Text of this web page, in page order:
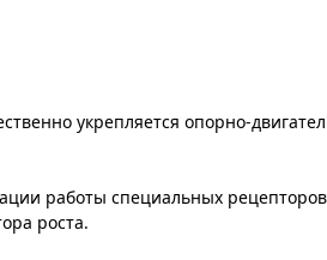
укрепляется опорно-
работы специальных
роста.